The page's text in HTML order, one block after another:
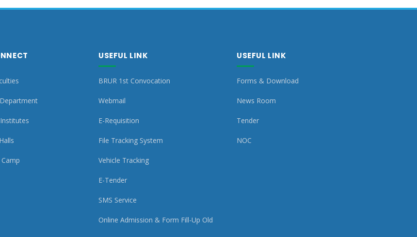
USEFUL LINK
BRUR 1st Convocation
Webmail
E-Requisition
File Tracking System
Vehicle Tracking
E-Tender
SMS Service
Online Admission & Form Fill-Up Old
USEFUL LINK
Forms & Download
News Room
Tender
NOC